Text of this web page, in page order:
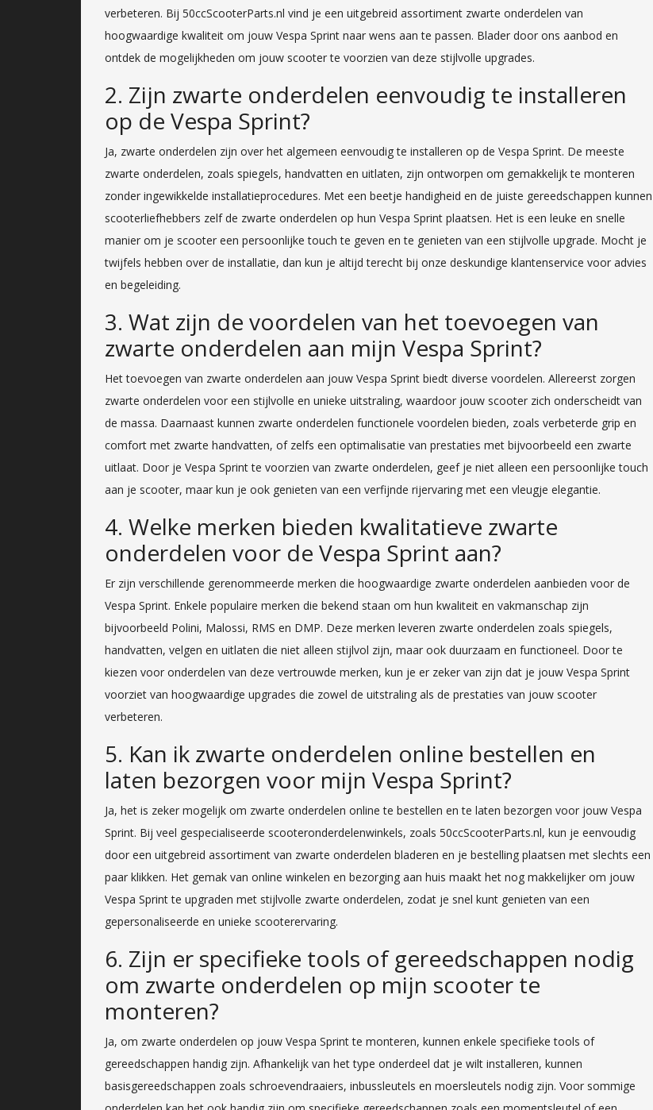
verbeteren. Bij 50ccScooterParts.nl vind je een uitgebreid assortiment zwarte onderdelen van
hoogwaardige kwaliteit om jouw Vespa Sprint naar wens aan te passen. Blader door ons aanbod en
ontdek de mogelijkheden om jouw scooter te voorzien van deze stijlvolle upgrades.
2. Zijn zwarte onderdelen eenvoudig te installeren
op de Vespa Sprint?
Ja, zwarte onderdelen zijn over het algemeen eenvoudig te installeren op de Vespa Sprint. De meeste
zwarte onderdelen, zoals spiegels, handvatten en uitlaten, zijn ontworpen om gemakkelijk te monteren
zonder ingewikkelde installatieprocedures. Met een beetje handigheid en de juiste gereedschappen kunnen
scooterliefhebbers zelf de zwarte onderdelen op hun Vespa Sprint plaatsen. Het is een leuke en snelle
manier om je scooter een persoonlijke touch te geven en te genieten van een stijlvolle upgrade. Mocht je
twijfels hebben over de installatie, dan kun je altijd terecht bij onze deskundige klantenservice voor advies
en begeleiding.
3. Wat zijn de voordelen van het toevoegen van
zwarte onderdelen aan mijn Vespa Sprint?
Het toevoegen van zwarte onderdelen aan jouw Vespa Sprint biedt diverse voordelen. Allereerst zorgen
zwarte onderdelen voor een stijlvolle en unieke uitstraling, waardoor jouw scooter zich onderscheidt van
de massa. Daarnaast kunnen zwarte onderdelen functionele voordelen bieden, zoals verbeterde grip en
comfort met zwarte handvatten, of zelfs een optimalisatie van prestaties met bijvoorbeeld een zwarte
uitlaat. Door je Vespa Sprint te voorzien van zwarte onderdelen, geef je niet alleen een persoonlijke touch
aan je scooter, maar kun je ook genieten van een verfijnde rijervaring met een vleugje elegantie.
4. Welke merken bieden kwalitatieve zwarte
onderdelen voor de Vespa Sprint aan?
Er zijn verschillende gerenommeerde merken die hoogwaardige zwarte onderdelen aanbieden voor de
Vespa Sprint. Enkele populaire merken die bekend staan om hun kwaliteit en vakmanschap zijn
bijvoorbeeld Polini, Malossi, RMS en DMP. Deze merken leveren zwarte onderdelen zoals spiegels,
handvatten, velgen en uitlaten die niet alleen stijlvol zijn, maar ook duurzaam en functioneel. Door te
kiezen voor onderdelen van deze vertrouwde merken, kun je er zeker van zijn dat je jouw Vespa Sprint
voorziet van hoogwaardige upgrades die zowel de uitstraling als de prestaties van jouw scooter
verbeteren.
5. Kan ik zwarte onderdelen online bestellen en
laten bezorgen voor mijn Vespa Sprint?
Ja, het is zeker mogelijk om zwarte onderdelen online te bestellen en te laten bezorgen voor jouw Vespa
Sprint. Bij veel gespecialiseerde scooteronderdelenwinkels, zoals 50ccScooterParts.nl, kun je eenvoudig
door een uitgebreid assortiment van zwarte onderdelen bladeren en je bestelling plaatsen met slechts een
paar klikken. Het gemak van online winkelen en bezorging aan huis maakt het nog makkelijker om jouw
Vespa Sprint te upgraden met stijlvolle zwarte onderdelen, zodat je snel kunt genieten van een
gepersonaliseerde en unieke scooterervaring.
6. Zijn er specifieke tools of gereedschappen nodig
om zwarte onderdelen op mijn scooter te
monteren?
Ja, om zwarte onderdelen op jouw Vespa Sprint te monteren, kunnen enkele specifieke tools of
gereedschappen handig zijn. Afhankelijk van het type onderdeel dat je wilt installeren, kunnen
basisgereedschappen zoals schroevendraaiers, inbussleutels en moersleutels nodig zijn. Voor sommige